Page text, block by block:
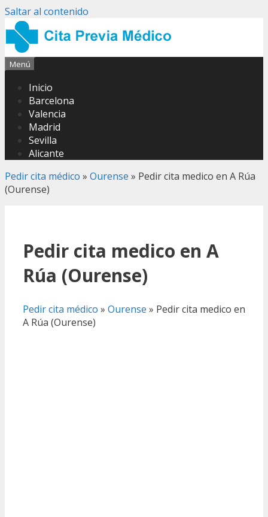
Saltar al contenido
Menú
Inicio
Barcelona
Valencia
Madrid
Sevilla
Alicante
Pedir cita médico » Ourense » Pedir cita medico en A Rúa
(Ourense)
Pedir cita medico en A
Rúa (Ourense)
Pedir cita médico » Ourense » Pedir cita medico en
A Rúa (Ourense)